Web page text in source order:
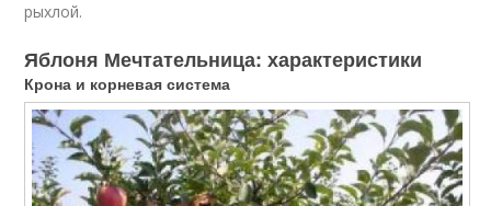
рыхлой.
Яблоня Мечтательница: характеристики
Крона и корневая система